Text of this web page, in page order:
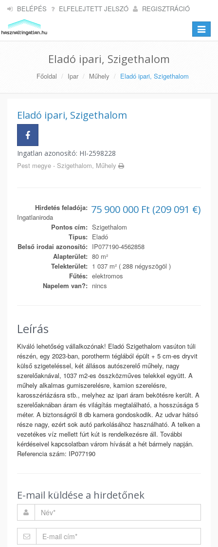
BELÉPÉS ELFELEJTETT JELSZÓ REGISZTRÁCIÓ
Toggle
Eladó ipari, Szigethalom
Főoldal Ipar Műhely Eladó ipari, Szigethalom
Eladó ipari, Szigethalom
Ingatlan azonosító: HI-2598228
Pest megye - Szigethalom, Műhely
75 900 000 Ft (209 091 €)
Hirdetés feladója:
Ingatlaniroda
Pontos cím: Szigethalom
Típus: Eladó
Belső irodai azonosító: IP077190-4562858
Alapterület: 80 m²
Telekterület: 1 037 m² ( 288 négyszögöl )
Fűtés: elektromos
Napelem van?: nincs
Leírás
Kiváló lehetőség vállalkozónak! Eladó Szigethalom vasúton túli
részén, egy 2023-ban, porotherm téglából épült + 5 cm-es dryvit
külső szigeteléssel, két állásos autószerelő műhely, nagy
szerelőaknával, 1037 m2-es összközműves telekkel együtt. A
műhely alkalmas gumiszerelésre, kamion szerelésre,
karosszériázásra stb., melyhez az ipari áram bekötésre került. A
szerelőaknában áram és világítás megtalálható, a hosszúsága 5
méter. A biztonságról 8 db kamera gondoskodik. Az udvar hátsó
része nagy, ezért sok autó parkolásához használható. A telken a
vezetékes víz mellett fúrt kút is rendelkezésre áll. További
kérdéseivel kapcsolatban várom hívását a hét bármely napján.
Referencia szám: IP077190
E-mail küldése a hirdetőnek